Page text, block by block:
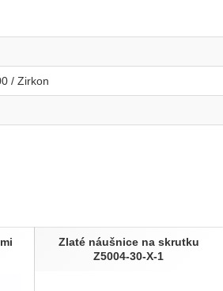
/ Zirkon
Zlaté náušnice na skrutku
Z5004-30-X-1